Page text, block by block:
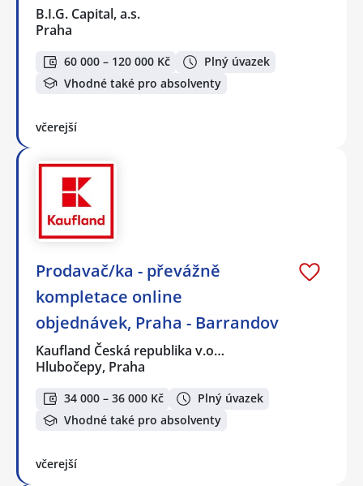
B.I.G. Capital, a.s.
Praha
60 000 – 120 000 Kč
Plný úvazek
Vhodné také pro absolventy
včerejší
Prodavač/ka - převážně
kompletace online
objednávek, Praha - Barrandov
Kaufland Česká republika v.o…
Hlubočepy, Praha
34 000 – 36 000 Kč
Plný úvazek
Vhodné také pro absolventy
včerejší